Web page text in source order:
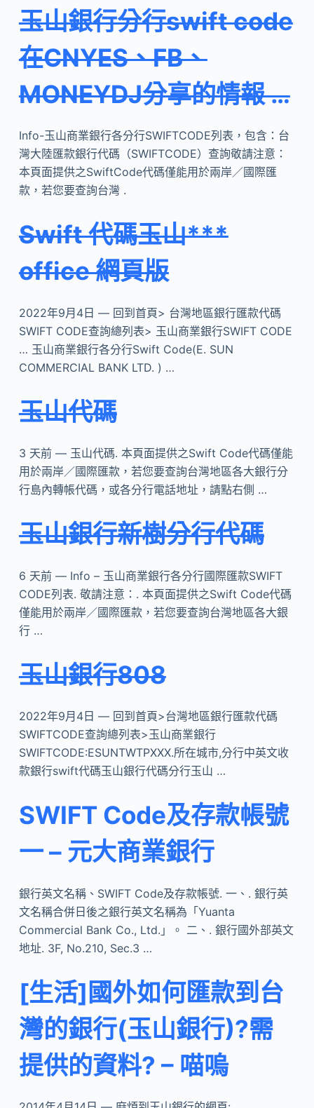
玉山銀行分行swift code
在CNYES、FB、
MONEYDJ分享的情報 …
Info-玉山商業銀行各分行SWIFTCODE列表，包含：台
灣大陸匯款銀行代碼（SWIFTCODE）查詢敬請注意：
本頁面提供之SwiftCode代碼僅能用於兩岸／國際匯
款，若您要查詢台灣 .
Swift 代碼玉山***
office 網頁版
2022年9月4日 — 回到首頁> 台灣地區銀行匯款代碼
SWIFT CODE查詢總列表> 玉山商業銀行SWIFT CODE
… 玉山商業銀行各分行Swift Code(E. SUN
COMMERCIAL BANK LTD. ) …
玉山代碼
3 天前 — 玉山代碼. 本頁面提供之Swift Code代碼僅能
用於兩岸／國際匯款，若您要查詢台灣地區各大銀行分
行島內轉帳代碼，或各分行電話地址，請點右側 …
玉山銀行新樹分行代碼
6 天前 — Info – 玉山商業銀行各分行國際匯款SWIFT
CODE列表. 敬請注意：. 本頁面提供之Swift Code代碼
僅能用於兩岸／國際匯款，若您要查詢台灣地區各大銀
行 …
玉山銀行808
2022年9月4日 — 回到首頁>台灣地區銀行匯款代碼
SWIFTCODE查詢總列表>玉山商業銀行
SWIFTCODE:ESUNTWTPXXX.所在城市,分行中英文收
款銀行swift代碼玉山銀行代碼分行玉山 …
SWIFT Code及存款帳號
一 – 元大商業銀行
銀行英文名稱、SWIFT Code及存款帳號. 一、. 銀行英
文名稱合併日後之銀行英文名稱為「Yuanta
Commercial Bank Co., Ltd.」。 二、. 銀行國外部英文
地址. 3F, No.210, Sec.3 …
[生活]國外如何匯款到台
灣的銀行(玉山銀行)?需
提供的資料? – 喵嗚